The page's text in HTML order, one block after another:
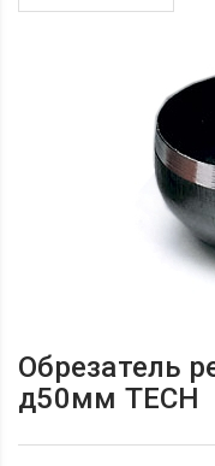
Обрезатель
д50мм TECH